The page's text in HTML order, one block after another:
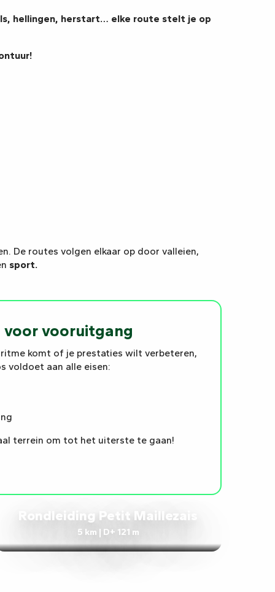
hellingen, herstart… elke route stelt je op
De routes volgen elkaar op door valleien,
sport.
vooruitgang
komt of je prestaties wilt verbeteren,
voldoet aan alle eisen:
terrein om tot het uiterste te gaan!
Rondleiding Petit Maillezais
5 km | D+ 121 m